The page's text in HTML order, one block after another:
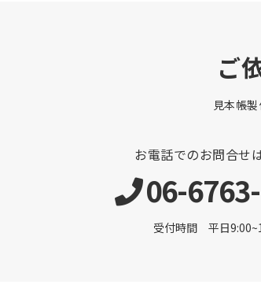
ご
見本帳
お電話でのお問合せ
06-
受付時間 平日